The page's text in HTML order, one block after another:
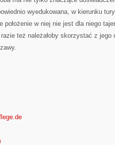
wyedukowana, w kierunku
położenie w niej nie jest dla niego
też należałoby skorzystać z jego